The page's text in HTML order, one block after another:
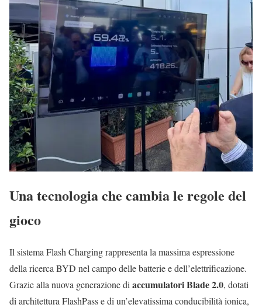
Una tecnologia che cambia le regole del
gioco
Il sistema Flash Charging rappresenta la massima espressione
della ricerca BYD nel campo delle batterie e dell’elettrificazione.
Grazie alla nuova generazione di accumulatori Blade 2.0, dotati
di architettura FlashPass e di un’elevatissima conducibilità ionica,